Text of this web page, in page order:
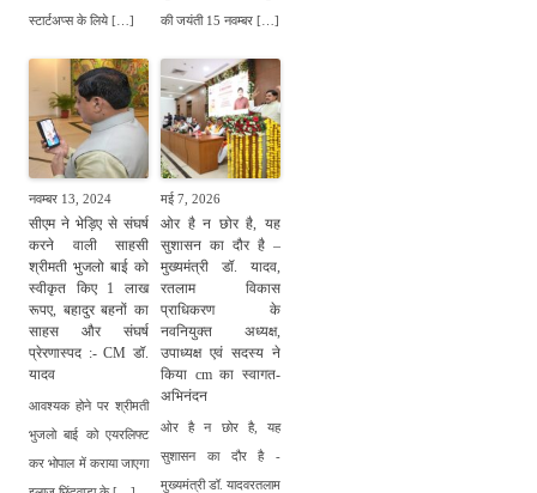
स्टार्टअप्स के लिये […]
की जयंती 15 नवम्बर […]
नवम्बर 13, 2024
सीएम ने भेड़िए से संघर्ष
करने वाली साहसी
श्रीमती भुजलो बाई को
स्वीकृत किए 1 लाख
रूपए, बहादुर बहनों का
साहस और संघर्ष
प्रेरणास्पद :- CM डॉ.
यादव
आवश्यक होने पर श्रीमती
भुजलो बाई को एयरलिफ्ट
कर भोपाल में कराया जाएगा
मई 7, 2026
ओर है न छोर है, यह
सुशासन का दौर है –
मुख्यमंत्री डॉ. यादव,
रतलाम विकास
प्राधिकरण के
नवनियुक्त अध्यक्ष,
उपाध्यक्ष एवं सदस्य ने
किया cm का स्वागत-
अभिनंदन
ओर है न छोर है, यह
सुशासन का दौर है -
मुख्यमंत्री डॉ. यादवरतलाम